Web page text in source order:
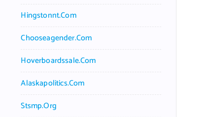
Hingstonnt.com
Chooseagender.com
Hoverboardssale.com
Alaskapolitics.com
Stsmp.org